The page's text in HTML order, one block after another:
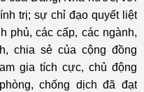
trị; sự chỉ đạo quyết liệt
phủ, các cấp, các ngành,
chia sẻ của cộng đồng
gia tích cực, chủ động
chống dịch đã đạt